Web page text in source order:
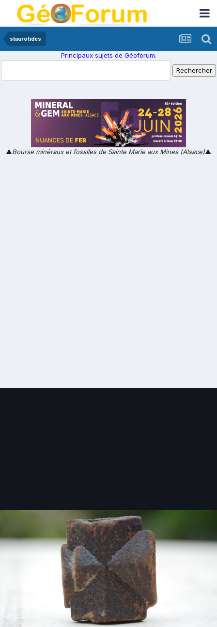
staurotides
Principaux sujets de Géoforum.
▲Bourse minéraux et fossiles de Sainte Marie aux Mines (Alsace)▲